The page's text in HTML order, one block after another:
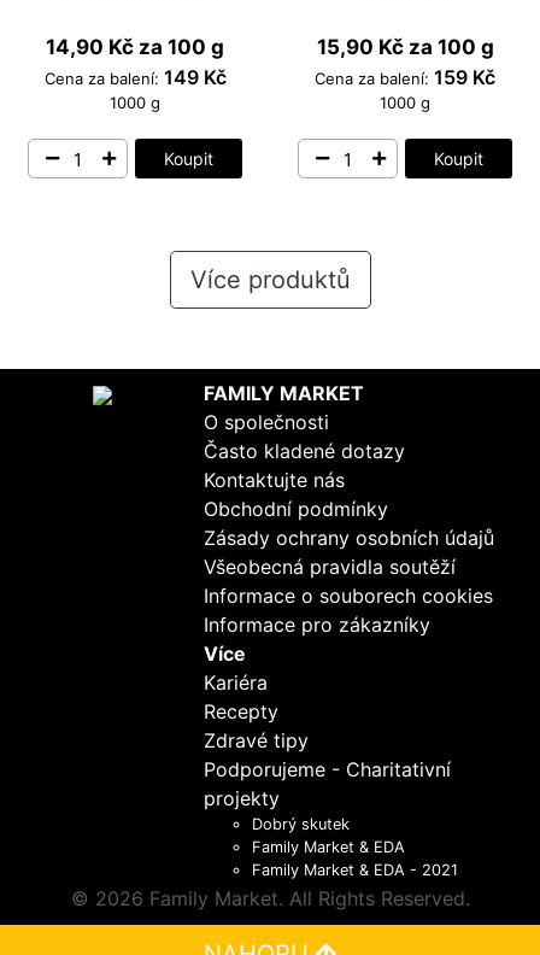
14,90 Kč za 100 g
Cena za balení: 149 Kč
1000 g
Koupit
15,90 Kčza 100 g
Cena za balení: 159 Kč
1000 g
Koupit
Více produktů
FAMILY MARKET
O společnosti
Často kladené dotazy
Kontaktujte nás
Obchodní podmínky
Zásady ochrany osobních údajů
Všeobecná pravidla soutěží
Informace o souborech cookies
Informace pro zákazníky
Více
Kariéra
Recepty
Zdravé tipy
Podporujeme - Charitativní
projekty
Dobrý skutek
Family Market & EDA
Family Market & EDA - 2021
© 2026 Family Market. All Rights Reserved.